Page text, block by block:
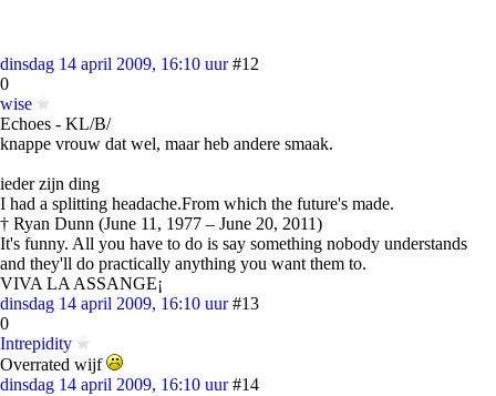
dinsdag 14 april 2009, 16:10 uur #12
0
wise
Echoes - KL/B/
knappe vrouw dat wel, maar heb andere smaak.
ieder zijn ding
I had a splitting headache.From which the future's made.
† Ryan Dunn (June 11, 1977 – June 20, 2011)
It's funny. All you have to do is say something nobody understands
and they'll do practically anything you want them to.
VIVA LA ASSANGE¡
dinsdag 14 april 2009, 16:10 uur #13
0
Intrepidity
Overrated wijf
dinsdag 14 april 2009, 16:10 uur #14